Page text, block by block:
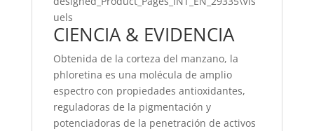
CIENCIA & EVIDENCIA
Obtenida de la corteza del manzano, la
phloretina es una molécula de amplio
espectro con propiedades antioxidantes,
reguladoras de la pigmentación y
potenciadoras de la penetración de activos